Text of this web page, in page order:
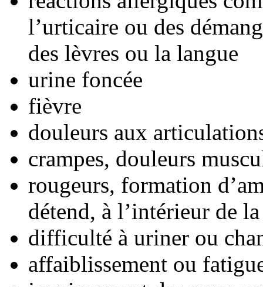
l’urticaire ou des
des lèvres ou la langue
urine foncée
fièvre
douleurs aux
crampes, douleurs
rougeurs, formation
détend, à l’intérieur de
difficulté à uriner ou
affaiblissement ou